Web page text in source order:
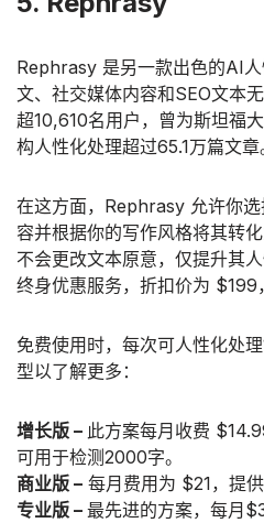
Rephrasy 是另一款出色的AI
文、社交媒体内容和SEO文本
超10,610名用户，曾为斯坦福
构人性化处理超过65.1万篇文章
在这方面，Rephrasy 允许你
容并根据你的写作风格将其转
不会更改文本原意，仅提升其
终身优惠服务，折扣价为 $199
免费使用时，每次可人性化处
型以了解更多：
增长版 – 此方案每月收费
可用于检测2000字。
商业版 – 每月费用为 $21，提供
专业版 – 最先进的方案，每月